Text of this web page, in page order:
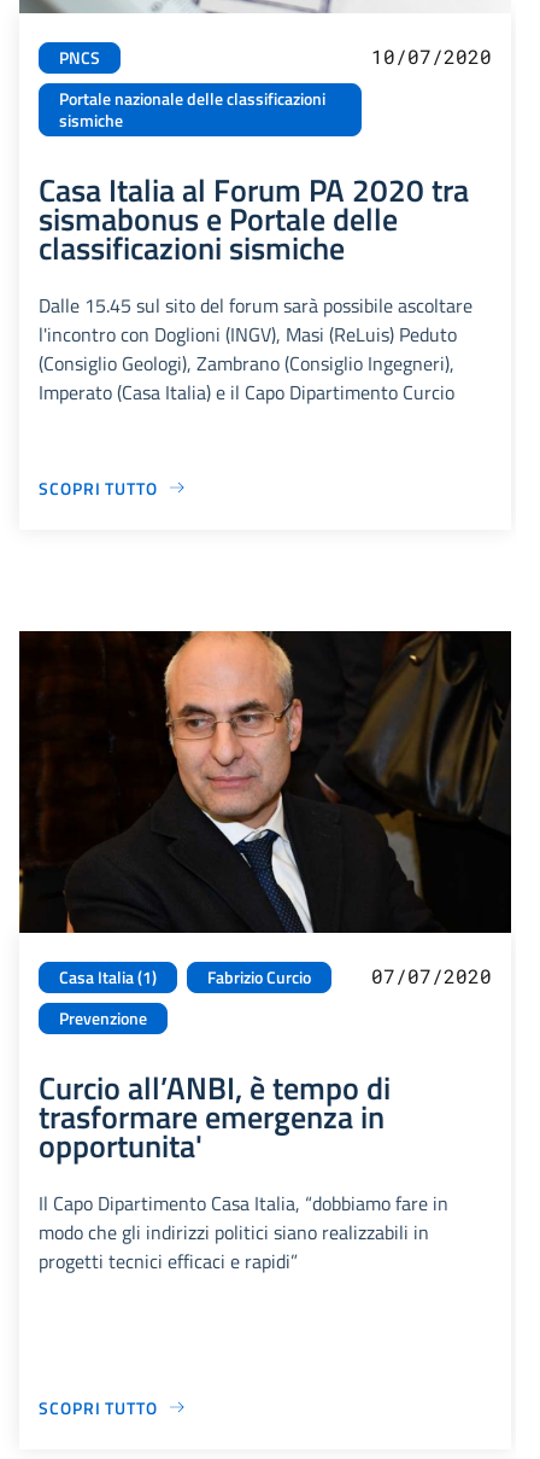
PNCS
Portale nazionale delle classificazioni
sismiche
10/07/2020
Casa Italia al Forum PA 2020 tra
sismabonus e Portale delle
classificazioni sismiche
Dalle 15.45 sul sito del forum sarà possibile ascoltare
l'incontro con Doglioni (INGV), Masi (ReLuis) Peduto
(Consiglio Geologi), Zambrano (Consiglio Ingegneri),
Imperato (Casa Italia) e il Capo Dipartimento Curcio
SCOPRI TUTTO
Casa Italia (1)
Fabrizio Curcio
Prevenzione
07/07/2020
Curcio all’ANBI, è tempo di
trasformare emergenza in
opportunita'
Il Capo Dipartimento Casa Italia, “dobbiamo fare in
modo che gli indirizzi politici siano realizzabili in
progetti tecnici efficaci e rapidi”
SCOPRI TUTTO